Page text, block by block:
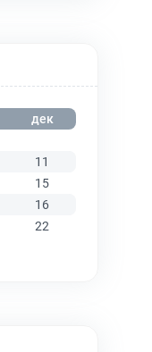
дек
11
15
16
22